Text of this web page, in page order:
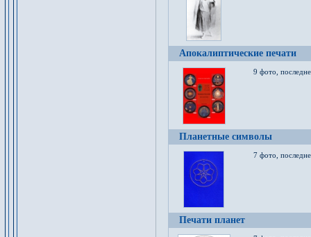
Апокалиптические печати
9 фото,
Планетные символы
7 фото,
Печати планет